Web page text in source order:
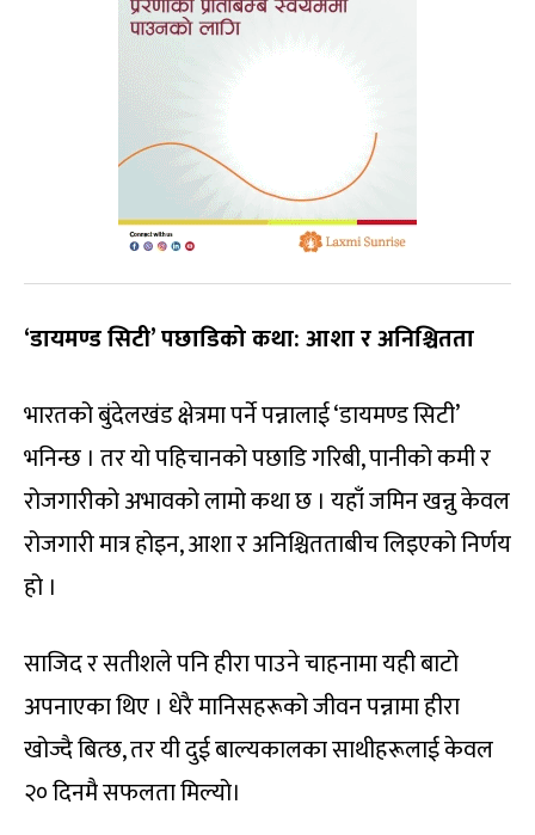
‘डायमण्ड सिटी’ पछाडिको कथा: आशा र अनिश्चितता
भारतको बुंदेलखंड क्षेत्रमा पर्ने पन्नालाई ‘डायमण्ड सिटी’
भनिन्छ । तर यो पहिचानको पछाडि गरिबी, पानीको कमी र
रोजगारीको अभावको लामो कथा छ । यहाँ जमिन खन्नु केवल
रोजगारी मात्र होइन, आशा र अनिश्चितताबीच लिइएको निर्णय
हो ।
साजिद र सतीशले पनि हीरा पाउने चाहनामा यही बाटो
अपनाएका थिए । धेरै मानिसहरूको जीवन पन्नामा हीरा
खोज्दै बित्छ, तर यी दुई बाल्यकालका साथीहरूलाई केवल
२० दिनमै सफलता मिल्यो।